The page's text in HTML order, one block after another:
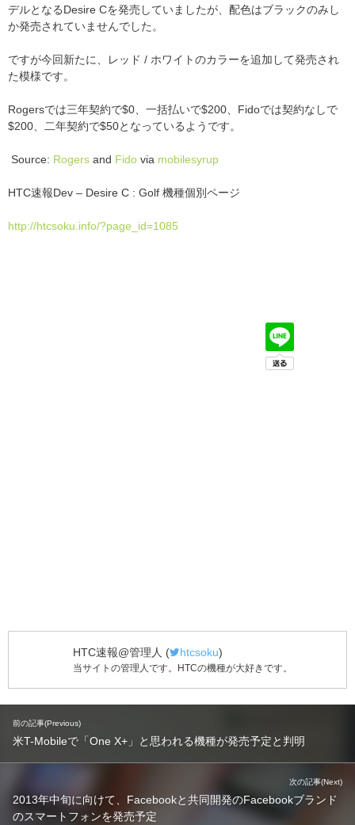
デルとなるDesire Cを発売していましたが、配色はブラックのみし
か発売されていませんでした。
ですが今回新たに、レッド / ホワイトのカラーを追加して発売され
た模様です。
Rogersでは三年契約で$0、一括払いで$200、Fidoでは契約なしで
$200、二年契約で$50となっているようです。
Source: Rogers and Fido via mobilesyrup
HTC速報Dev – Desire C : Golf 機種個別ページ
http://htcsoku.info/?page_id=1085
HTC速報@管理人 ( htcsoku)
当サイトの管理人です。HTCの機種が大好きです。
前の記事(Previous)
米T-Mobileで「One X+」と思われる機種が発売予定と判明
次の記事(Next)
2013年中旬に向けて、Facebookと共同開発のFacebookブランド
のスマートフォンを発売予定